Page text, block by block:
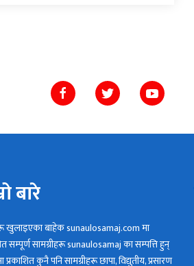
बारे
खुलाइएका बाहेक sunaulosamaj.com मा
सम्पूर्ण सामग्रीहरू sunaulosamaj का सम्पत्ति हुन्
प्रकाशित कुनै पनि सामग्रीहरू छापा, विद्युतीय, प्रसारण